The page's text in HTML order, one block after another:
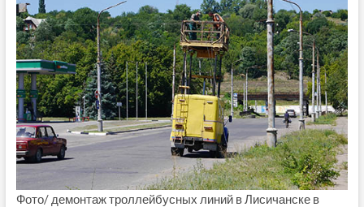
Фото/ демонтаж троллейбусных линий в Лисичанске в